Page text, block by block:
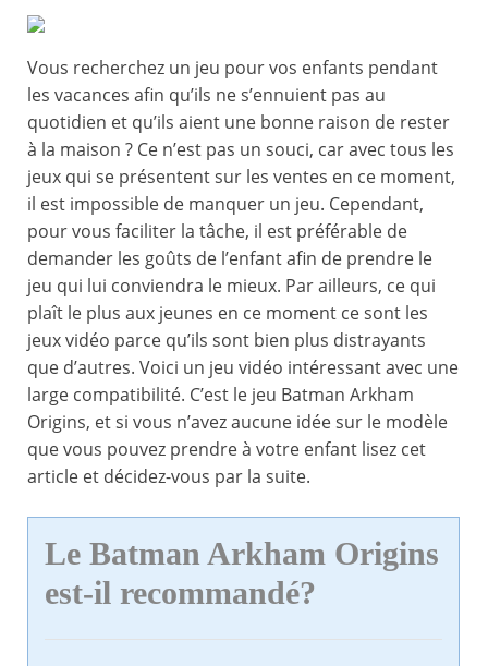
Vous recherchez un jeu pour vos enfants pendant
les vacances afin qu’ils ne s’ennuient pas au
quotidien et qu’ils aient une bonne raison de rester
à la maison ? Ce n’est pas un souci, car avec tous les
jeux qui se présentent sur les ventes en ce moment,
il est impossible de manquer un jeu. Cependant,
pour vous faciliter la tâche, il est préférable de
demander les goûts de l’enfant afin de prendre le
jeu qui lui conviendra le mieux. Par ailleurs, ce qui
plaît le plus aux jeunes en ce moment ce sont les
jeux vidéo parce qu’ils sont bien plus distrayants
que d’autres. Voici un jeu vidéo intéressant avec une
large compatibilité. C’est le jeu Batman Arkham
Origins, et si vous n’avez aucune idée sur le modèle
que vous pouvez prendre à votre enfant lisez cet
article et décidez-vous par la suite.
Le Batman Arkham Origins
est-il recommandé?